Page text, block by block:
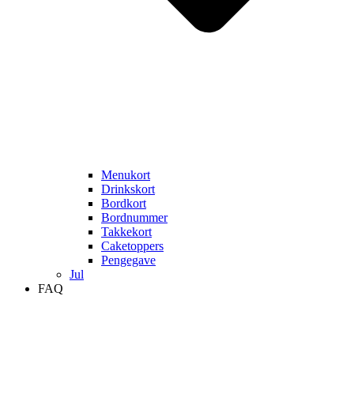
Menukort
Drinkskort
Bordkort
Bordnummer
Takkekort
Caketoppers
Pengegave
Jul
FAQ